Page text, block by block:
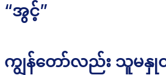
“အွင့်”
ကျွန်တော်လည်း သူမနှုတ်